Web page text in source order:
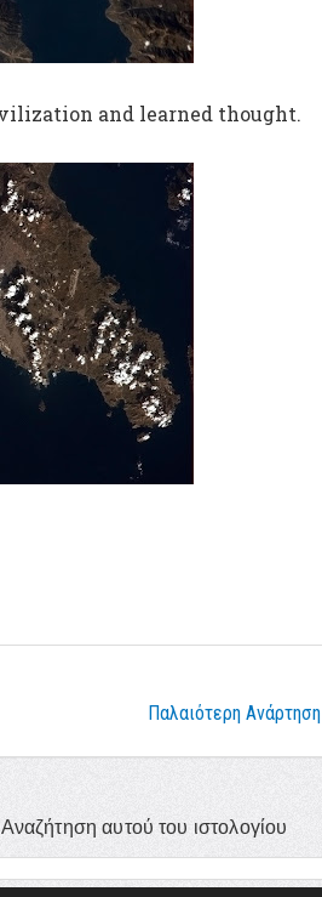
and learned thought.
Παλαιότερη Ανάρτηση
Αναζήτηση αυτού του ιστολογίου